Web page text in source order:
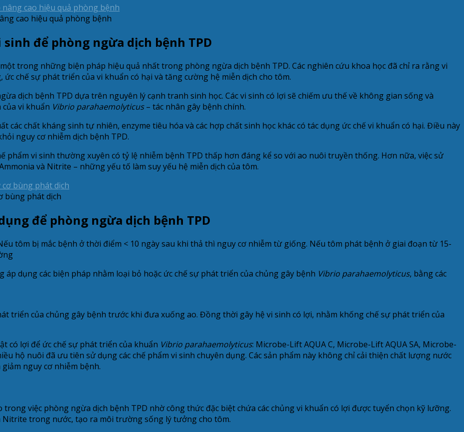
cao hiệu quả phòng bệnh
để phòng ngừa dịch bệnh TPD
trong những biện pháp hiệu quả nhất trong phòng ngừa dịch bệnh TPD. Các nghiên cứu khoa học đã chỉ ra rằng vi
chế sự phát triển của vi khuẩn có hại và tăng cường hệ miễn dịch cho tôm.
dịch bệnh TPD dựa trên nguyên lý cạnh tranh sinh học. Các vi sinh có lợi sẽ chiếm ưu thế về không gian sống và
vi khuẩn Vibrio parahaemolyticus– tác nhân gây bệnh chính.
các chất kháng sinh tự nhiên, enzyme tiêu hóa và các hợp chất sinh học khác có tác dụng ức chế vi khuẩn có hại. Điều này
nguy cơ nhiễm dịch bệnh TPD.
phẩm vi sinh thường xuyên có tỷ lệ nhiễm bệnh TPD thấp hơn đáng kể so với ao nuôi truyền thống. Hơn nữa, việc sử
và Nitrite – những yếu tố làm suy yếu hệ miễn dịch của tôm.
bùng phát dịch
để phòng ngừa dịch bệnh TPD
tôm bị mắc bệnh ở thời điểm < 10 ngày sau khi thả thì nguy cơ nhiễm từ giống. Nếu tôm phát bệnh ở giai đoạn từ 15-
dụng các biện pháp nhằm loại bỏ hoặc ức chế sự phát triển của chủng gây bệnh Vibrio parahaemolyticus, bằng các
triển của chủng gây bệnh trước khi đưa xuống ao. Đồng thời gây hệ vi sinh có lợi, nhằm khống chế sự phát triển của
có lợi để ức chế sự phát triển của khuẩn Vibrio parahaemolyticus: Microbe-Lift AQUA C, Microbe-Lift AQUA SA, Microbe-
hộ nuôi đã ưu tiên sử dụng các chế phẩm vi sinh chuyên dụng. Các sản phẩm này không chỉ cải thiện chất lượng nước
nguy cơ nhiễm bệnh.
trong việc phòng ngừa dịch bệnh TPD nhờ công thức đặc biệt chứa các chủng vi khuẩn có lợi được tuyển chọn kỹ lưỡng.
Nitrite trong nước, tạo ra môi trường sống lý tưởng cho tôm.